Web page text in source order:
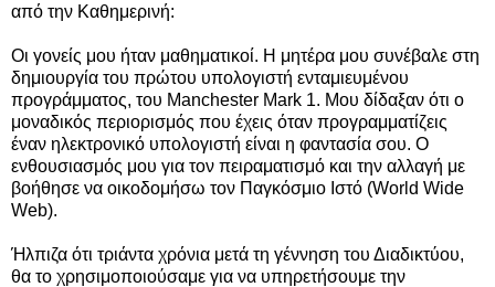
από την Καθημερινή:
Οι γονείς μου ήταν μαθηματικοί. Η μητέρα μου συνέβαλε στη
δημιουργία του πρώτου υπολογιστή ενταμιευμένου
προγράμματος, του Manchester Mark 1. Μου δίδαξαν ότι ο
μοναδικός περιορισμός που έχεις όταν προγραμματίζεις
έναν ηλεκτρονικό υπολογιστή είναι η φαντασία σου. Ο
ενθουσιασμός μου για τον πειραματισμό και την αλλαγή με
βοήθησε να οικοδομήσω τον Παγκόσμιο Ιστό (World Wide
Web).
Ήλπιζα ότι τριάντα χρόνια μετά τη γέννηση του Διαδικτύου,
θα το χρησιμοποιούσαμε για να υπηρετήσουμε την